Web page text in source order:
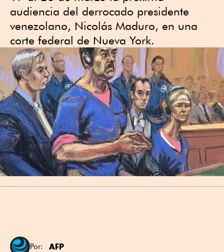
audiencia del derrocado presidente
venezolano, Nicolás Maduro, en una
corte federal de Nueva York.
Por: AFP